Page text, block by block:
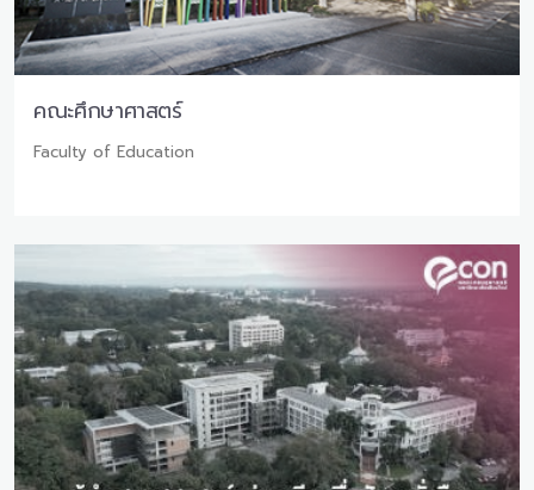
คณะศึกษาศาสตร์
Faculty of Education